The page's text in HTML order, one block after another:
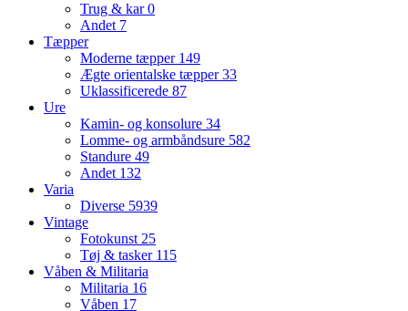
Trug & kar0
Andet 7
Tæpper
Moderne tæpper 149
Ægte orientalske tæpper33
Uklassificerede 87
Ure
Kamin- og konsolure 34
Lomme- og armbåndsure 582
Standure 49
Andet 132
Varia
Diverse 5939
Vintage
Fotokunst25
Tøj & tasker 115
Våben & Militaria
Militaria 16
Våben 17